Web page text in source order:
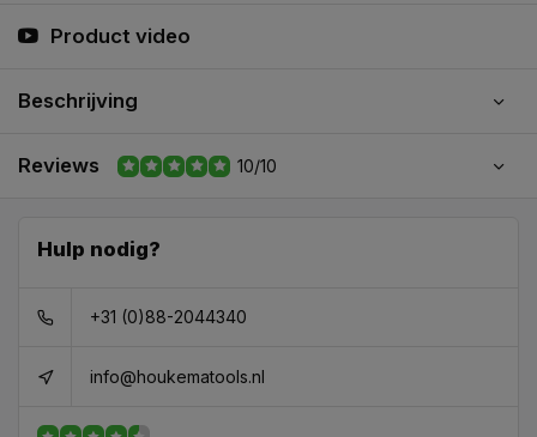
Product video
Beschrijving
Reviews 10/10
Hulp nodig?
+31 (0)88-2044340
info@houkematools.nl